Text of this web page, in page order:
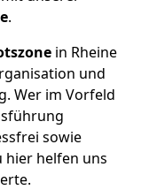
.
in Rheine
und
Wer im Vorfeld
sowie
hier helfen uns